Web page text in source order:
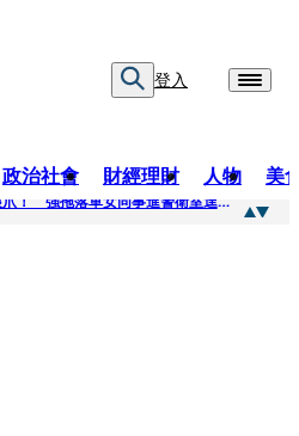
登入
政治社會 財經理財 人物 美
性侵慣犯關12年出獄又伸狼爪！ 強拖落單女同事進警衛室逞獸欲